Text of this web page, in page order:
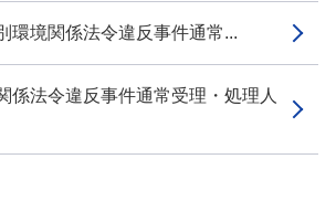
境関係法令違反事件通常...
法令違反事件通常受理・処理人